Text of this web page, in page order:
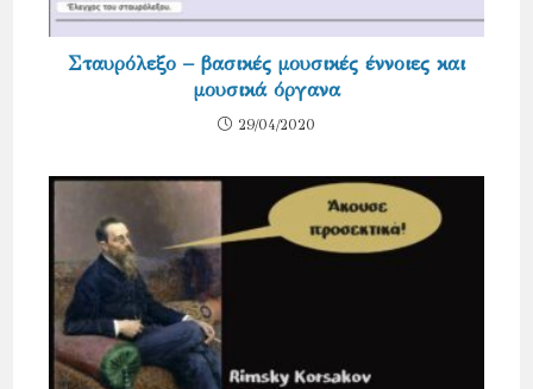
Σταυρόλεξο – βασικές μουσικές έννοιες και
μουσικά όργανα
29/04/2020